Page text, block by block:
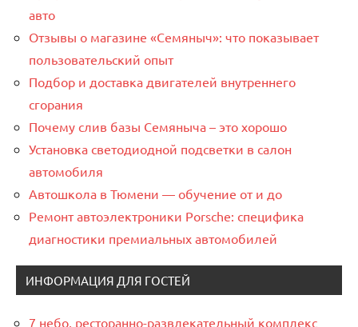
авто
Отзывы о магазине «Семяныч»: что показывает
пользовательский опыт
Подбор и доставка двигателей внутреннего
сгорания
Почему слив базы Семяныча – это хорошо
Установка светодиодной подсветки в салон
автомобиля
Автошкола в Тюмени — обучение от и до
Ремонт автоэлектроники Porsche: специфика
диагностики премиальных автомобилей
ИНФОРМАЦИЯ ДЛЯ ГОСТЕЙ
7 небо, ресторанно-развлекательный комплекс